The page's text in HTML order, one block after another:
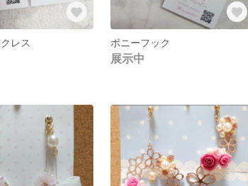
レス ポニーフック
展示中